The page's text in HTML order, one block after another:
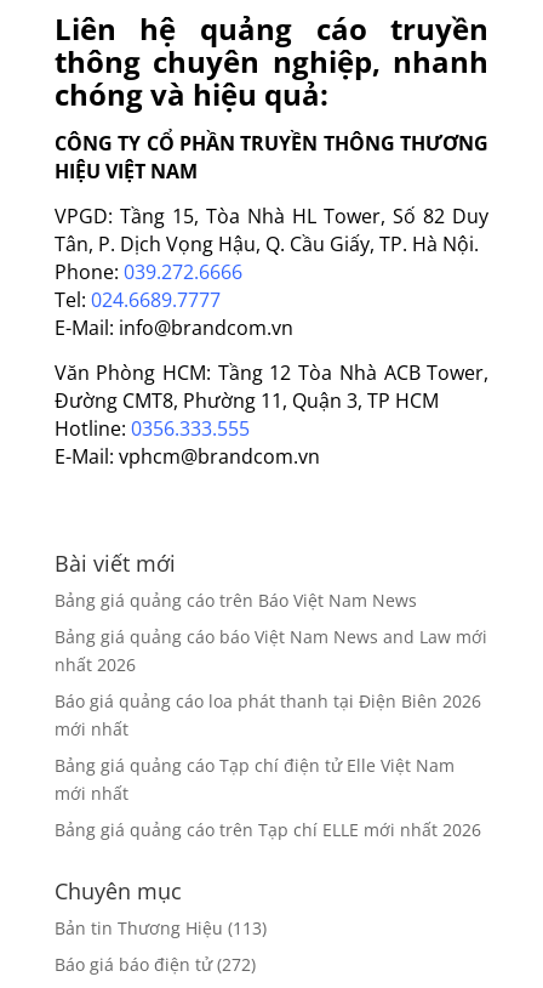
Liên hệ quảng cáo truyền
thông chuyên nghiệp, nhanh
chóng và hiệu quả:
CÔNG TY CỔ PHẦN TRUYỀN THÔNG THƯƠNG
HIỆU VIỆT NAM
VPGD: Tầng 15, Tòa Nhà HL Tower, Số 82 Duy
Tân, P. Dịch Vọng Hậu, Q. Cầu Giấy, TP. Hà Nội.
Phone: 039.272.6666
Tel: 024.6689.7777
E-Mail: info@brandcom.vn
Văn Phòng HCM: Tầng 12 Tòa Nhà ACB Tower,
Đường CMT8, Phường 11, Quận 3, TP HCM
Hotline: 0356.333.555
E-Mail: vphcm@brandcom.vn
Bài viết mới
Bảng giá quảng cáo trên Báo Việt Nam News
Bảng giá quảng cáo báo Việt Nam News and Law mới
nhất 2026
Báo giá quảng cáo loa phát thanh tại Điện Biên 2026
mới nhất
Bảng giá quảng cáo Tạp chí điện tử Elle Việt Nam
mới nhất
Bảng giá quảng cáo trên Tạp chí ELLE mới nhất 2026
Chuyên mục
Bản tin Thương Hiệu (113)
Báo giá báo điện tử(272)